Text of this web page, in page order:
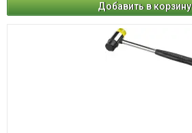
Добавить в корзину